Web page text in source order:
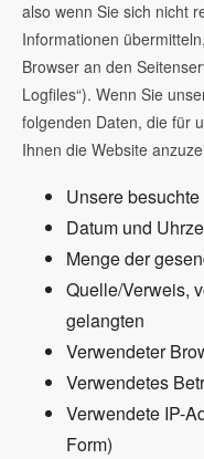
also wenn Sie sich nicht
Informationen
Browser an den
Logfiles“). Wenn Sie
folgenden Daten, die für
Ihnen die Website
Unsere
Datum und
Menge der
Quelle/Verweis,
gelangten
Verwendeter
Verwendetes
Verwendete IP-
Form)